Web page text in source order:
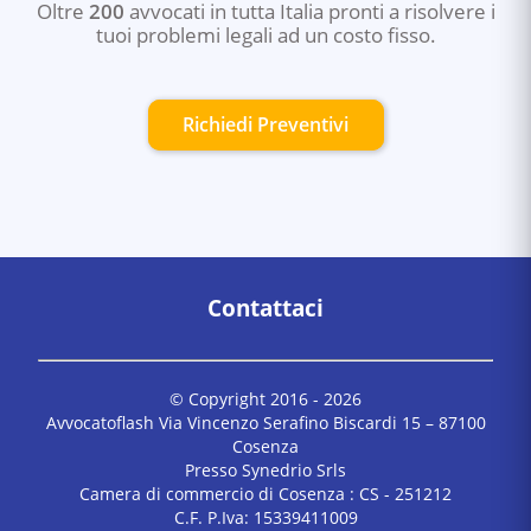
Oltre 200 avvocati in tutta Italia pronti a risolvere i
tuoi problemi legali ad un costo fisso.
Richiedi Preventivi
Contattaci
© Copyright 2016 - 2026
Avvocatoflash Via Vincenzo Serafino Biscardi 15 – 87100
Cosenza
Presso Synedrio Srls
Camera di commercio di Cosenza : CS - 251212
C.F. P.Iva: 15339411009